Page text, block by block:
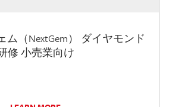
ム（NextGem） ダイヤモンド
修 小売業向け